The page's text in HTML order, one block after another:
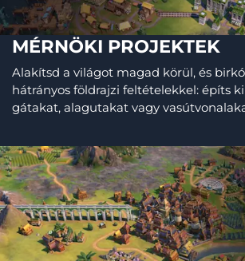
MÉRNÖKI PROJEKTEK
Alakítsd a világot magad körül, és
hátrányos földrajzi feltételekkel: építs
gátakat, alagutakat vagy